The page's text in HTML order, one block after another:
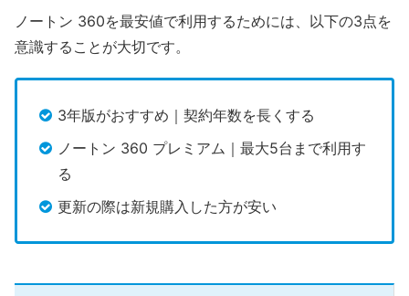
ノートン 360を最安値で利用するためには、以下の3点を
意識することが大切です。
3年版がおすすめ｜契約年数を長くする
ノートン 360 プレミアム｜最大5台まで利用す
る
更新の際は新規購入した方が安い